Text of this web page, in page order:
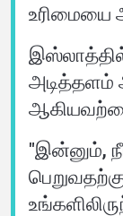
உரிமையை
அடித்தளம்
"இன்னும்,